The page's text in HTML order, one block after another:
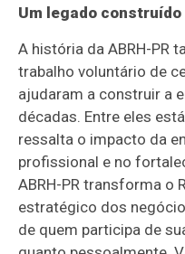
Um legado
A história da ABRH-PR
trabalho voluntário de
ajudaram a construir a
décadas. Entre eles
ressalta o impacto da
profissional e no
ABRH-PR transforma o
estratégico dos
de quem participa de